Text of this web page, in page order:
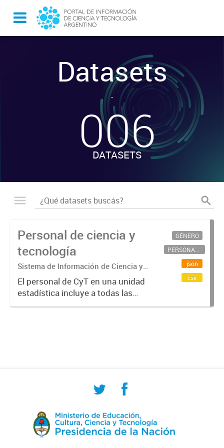
Datasets
-
006
DATASETS
Personal de ciencia y
tecnología
Sistema de Información de Ciencia y
Tecnología Argentino (SICYTAR)
El personal de CyT en una unidad
estadística incluye a todas las
personas involucradas
GÉNERO
PERSONAL CIENTÍFICO-TECNOLÓGICO
json
csv